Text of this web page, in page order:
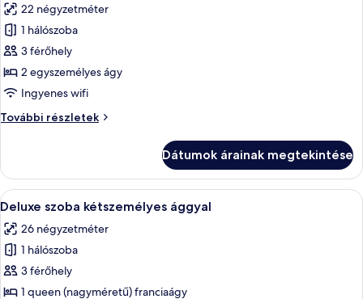
szoba
összes
képének
megtekintése:
Superior
kétszemélyes
külön
ággyal
22 négyzetméter
1 hálószoba
3 férőhely
2 egyszemélyes ágy
Ingyenes wifi
További részletek
Superior
két
külön
ággyal
részletei
Dátumok árainak megtekintése
A
következő
szoba
összes
képének
megtekintése:
Egy szállodai szoba, amelyben
5
Deluxe szoba kétszemélyes ággyal
26 négyzetméter
1 hálószoba
3 férőhely
1 queen (nagyméretű) franciaágy